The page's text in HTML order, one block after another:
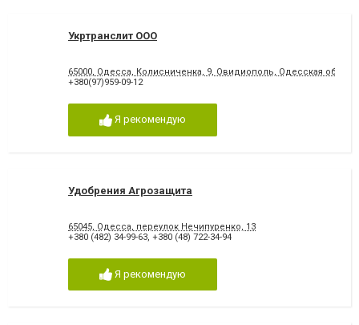
Укртранслит ООО
65000, Одесса, Колисниченка, 9, Овидиополь, Одесская
+380(97)959-09-12
Я рекомендую
Удобрения Агрозащита
65045, Одесса, переулок Нечипуренко, 13
+380 (482) 34-99-63, +380 (48) 722-34-94
Я рекомендую